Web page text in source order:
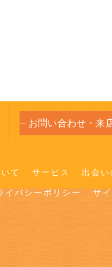
お問い合わせ・来
て サービス 出会い
イバシーポリシー サ